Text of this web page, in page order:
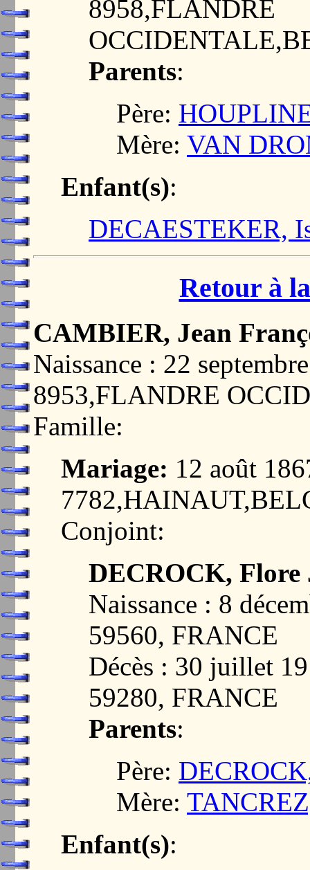
8958,FLANDRE
Parents:
Père:
Mère: VAN
Enfant(s):
DECAESTEKER,
Retour à
CAMBIER, Jean
Naissance : 22
8953,FLANDRE
Famille:
Mariage: 12 août
Conjoint:
DECROCK, Flore
Naissance : 8
59560, FRANCE
Décès : 30 juillet
59280, FRANCE
Parents:
Père:
Mère:
Enfant(s):